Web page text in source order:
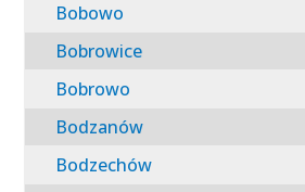
Bobowo
Bobrowice
Bobrowo
Bodzanów
Bodzechów